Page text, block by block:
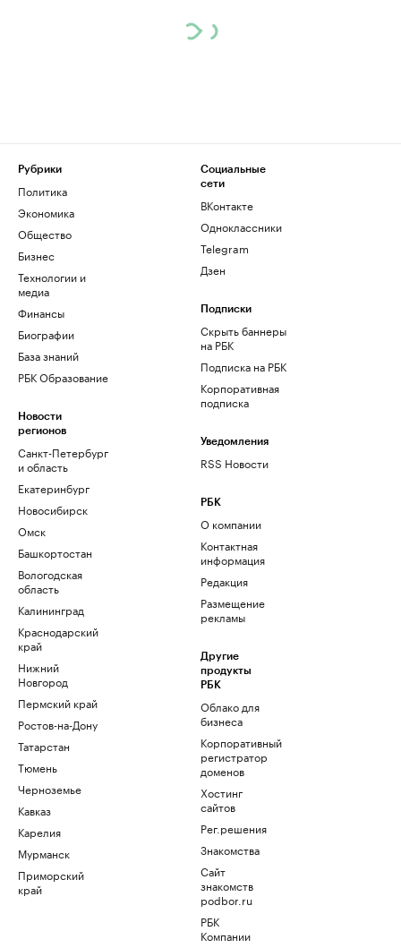
Рубрики
Политика
Экономика
Общество
Бизнес
Технологии и
медиа
Финансы
Биографии
База знаний
РБК Образование
Новости
регионов
Санкт-Петербург
и область
Екатеринбург
Новосибирск
Омск
Башкортостан
Вологодская
область
Калининград
Краснодарский
край
Нижний
Новгород
Пермский край
Ростов-на-Дону
Татарстан
Тюмень
Черноземье
Кавказ
Карелия
Мурманск
Приморский
край
Социальные
сети
ВКонтакте
Одноклассники
Telegram
Дзен
Подписки
Скрыть баннеры
на РБК
Подписка на РБК
Корпоративная
подписка
Уведомления
RSS Новости
РБК
О компании
Контактная
информация
Редакция
Размещение
рекламы
Другие
продукты
РБК
Облако для
бизнеса
Корпоративный
регистратор
доменов
Хостинг
сайтов
Рег.решения
Знакомства
Сайт
знакомств
podbor.ru
РБК
Компании